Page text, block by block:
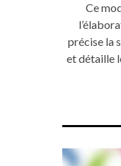
Ce
précise la
et détaille